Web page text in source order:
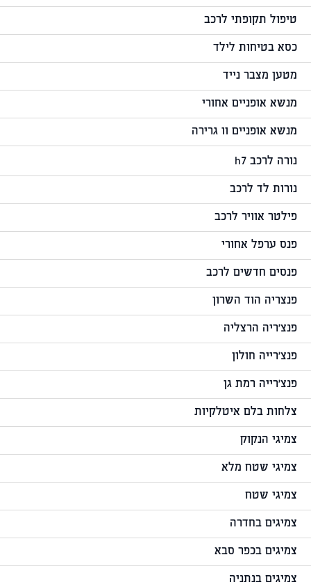
טיפול תקופתי לרכב
כסא בטיחות לילד
מטען מצבר נייד
מנשא אופניים אחורי
מנשא אופניים וו גרירה
נורה לרכב h7
נורות לד לרכב
פילטר אוויר לרכב
פנס ערפל אחורי
פנסים חדשים לרכב
פנצריה הוד השרון
פנצ'ריה הרצליה
פנצ'רייה חולון
פנצ'רייה רמת גן
צלחות בלם איטלקיות
צמיגי הנקוק
צמיגי שטח מלא
צמיגי שטח
צמיגים בחדרה
צמיגים בכפר סבא
צמיגים בנתניה